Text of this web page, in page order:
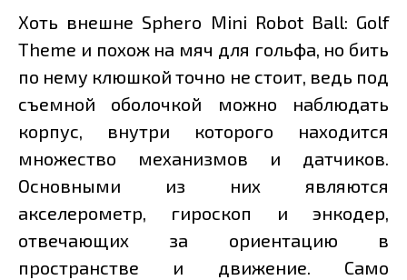
Хоть внешне Sphero Mini Robot Ball: Golf
Theme и похож на мяч для гольфа, но бить
по нему клюшкой точно не стоит, ведь под
съемной оболочкой можно наблюдать
корпус, внутри которого находится
множество механизмов и датчиков.
Основными из них являются
акселерометр, гироскоп и энкодер,
отвечающих за ориентацию в
пространстве и движение. Само